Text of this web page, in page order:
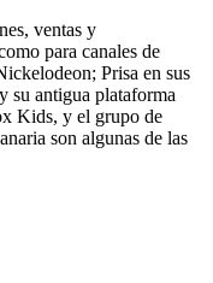
ventas y
para canales de
Prisa en sus
su antigua plataforma
Kids, y el grupo de
son algunas de las